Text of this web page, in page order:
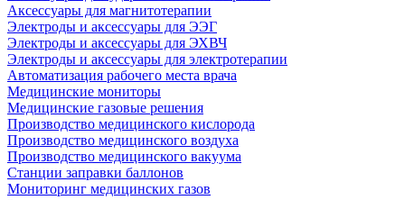
Аксессуары для магнитотерапии
Электроды и аксессуары для ЭЭГ
Электроды и аксессуары для ЭХВЧ
Электроды и аксессуары для электротерапии
Автоматизация рабочего места врача
Медицинские мониторы
Медицинские газовые решения
Производство медицинского кислорода
Производство медицинского воздуха
Производство медицинского вакуума
Станции заправки баллонов
Мониторинг медицинских газов